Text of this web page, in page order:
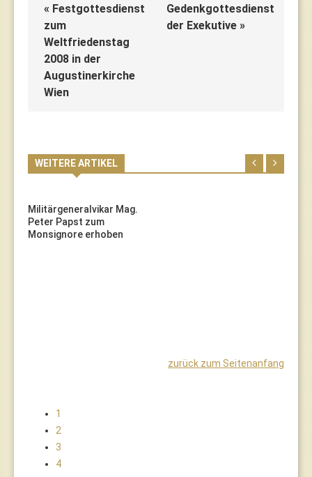
« Festgottesdienst
zum
Weltfriedenstag
2008 in der
Augustinerkirche
Wien
Gedenkgottesdienst
der Exekutive »
WEITERE ARTIKEL
Militärgeneralvikar Mag.
Peter Papst zum
Monsignore erhoben
zurück zum Seitenanfang
1
2
3
4